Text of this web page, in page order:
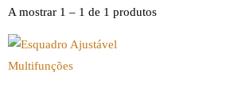
A mostrar 1 – 1 de 1 produtos